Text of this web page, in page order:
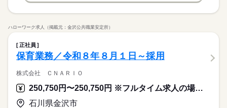
ハローワーク求人（掲載元：金沢公共職業安定所）
正社員
保育業務／令和８年８月１日～採用
株式会社 ＣＮＡＲＩＯ
250,750円〜250,750円 ※フルタイム求人の場合は月額（換算額）、パート求人の場合は時間額を表示しています。
石川県金沢市